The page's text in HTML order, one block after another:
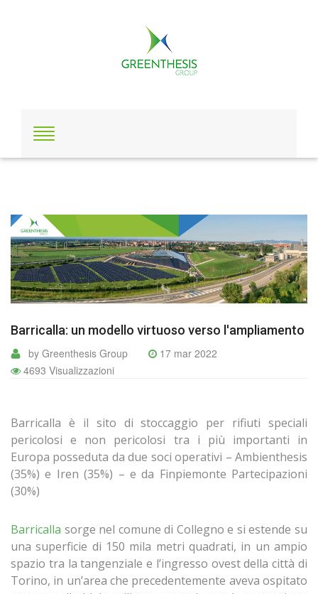
Barricalla: un modello virtuoso verso l'ampliamento
by Greenthesis Group
17 mar 2022
4693 Visualizzazioni
Barricalla è il sito di stoccaggio per rifiuti speciali
pericolosi e non pericolosi tra i più importanti in
Europa posseduta da due soci operativi – Ambienthesis
(35%) e Iren (35%) – e da Finpiemonte Partecipazioni
(30%)
Barricalla sorge nel comune di Collegno e si estende su
una superficie di 150 mila metri quadrati, in un ampio
spazio tra la tangenziale e l’ingresso ovest della città di
Torino, in un’area che precedentemente aveva ospitato